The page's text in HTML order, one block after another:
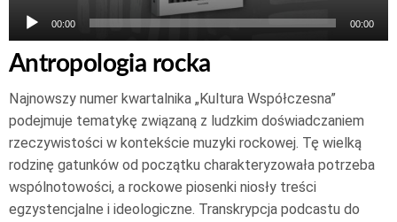
00:00 00:00
Antropologia rocka
Najnowszy numer kwartalnika „Kultura Współczesna”
podejmuje tematykę związaną z ludzkim doświadczaniem
rzeczywistości w kontekście muzyki rockowej. Tę wielką
rodzinę gatunków od początku charakteryzowała potrzeba
wspólnotowości, a rockowe piosenki niosły treści
egzystencjalne i ideologiczne. Transkrypcja podcastu do